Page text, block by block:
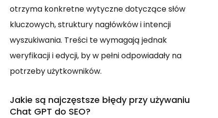
otrzyma konkretne wytyczne dotyczące słów
kluczowych, struktury nagłówków i intencji
wyszukiwania. Treści te wymagają jednak
weryfikacji i edycji, by w pełni odpowiadały na
potrzeby użytkowników.
Jakie są najczęstsze błędy przy używaniu
Chat GPT do SEO?